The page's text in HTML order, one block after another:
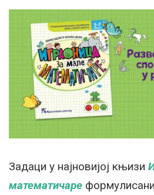
Задаци у најновијој књизи
математичаре